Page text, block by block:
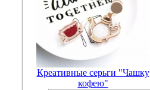
Креативные серьги "Чашку
кофею"